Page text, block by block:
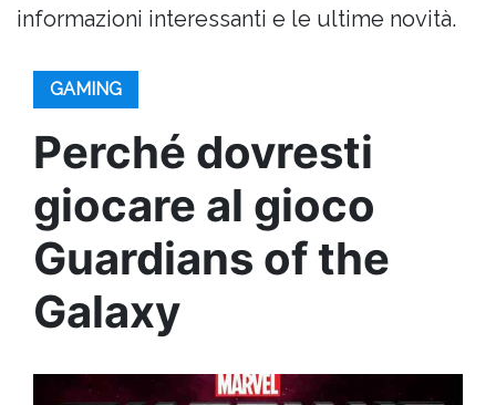
informazioni interessanti e le ultime novità.
GAMING
Perché dovresti
giocare al gioco
Guardians of the
Galaxy